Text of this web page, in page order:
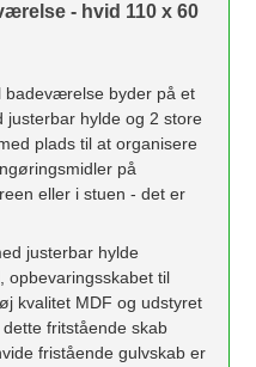
- hvid 110 x 60
badeværelse byder på et
justerbar hylde og 2 store
plads til at organisere
på
eller i stuen - det er
justerbar hylde
opbevaringsskabet til
kvalitet MDF og udstyret
fritstående skab
fristående gulvskab er